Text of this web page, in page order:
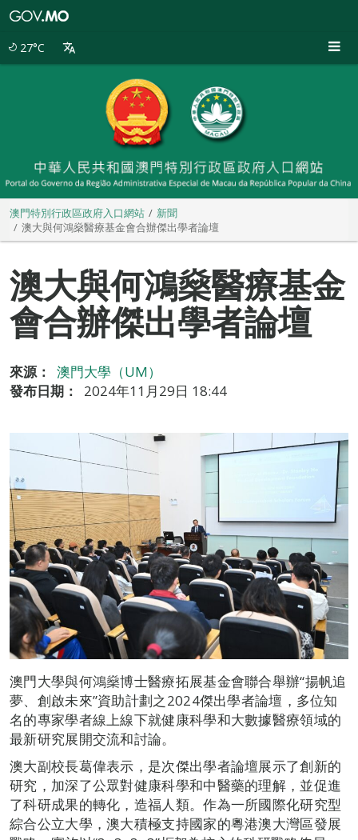
27°C
澳門特別行政區政府入口網站
新聞
澳大與何鴻燊醫療基金會合辦傑出學者論壇
澳大與何鴻燊醫療基金
會合辦傑出學者論壇
來源：
澳門大學（UM）
發布日期：
2024年11月29日 18:44
澳門大學與何鴻燊博士醫療拓展基金會聯合舉辦“揚帆追
夢、創啟未來”資助計劃之2024傑出學者論壇，多位知
名的專家學者線上線下就健康科學和大數據醫療領域的
最新研究展開交流和討論。
澳大副校長葛偉表示，是次傑出學者論壇展示了創新的
研究，加深了公眾對健康科學和中醫藥的理解，並促進
了科研成果的轉化，造福人類。作為一所國際化研究型
綜合公立大學，澳大積極支持國家的粵港澳大灣區發展